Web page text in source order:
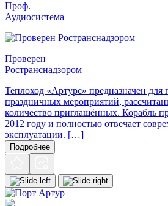
Проф.
Аудиосистема
Проверен
Ространснадзором
Теплоход «Артурс» предназначен для
праздничных мероприятий,
количество приглашённых. Корабль
2012 году и полностью отвечает
эксплуатации. […]
Подробнее